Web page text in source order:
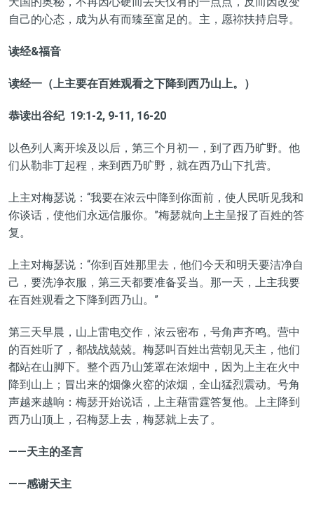
自己的心态，成为从有而臻至富足的。主，愿祢扶持启导。
读经&福音
读经一（上主要在百姓观看之下降到西乃山上。）
恭读出谷纪 19:1-2, 9-11, 16-20
以色列人离开埃及以后，第三个月初一，到了西乃旷野。他
们从勒非丁起程，来到西乃旷野，就在西乃山下扎营。
上主对梅瑟说：“我要在浓云中降到你面前，使人民听见我和
你谈话，使他们永远信服你。”梅瑟就向上主呈报了百姓的答
复。
上主对梅瑟说：“你到百姓那里去，他们今天和明天要洁净自
己，要洗净衣服，第三天都要准备妥当。那一天，上主我要
在百姓观看之下降到西乃山。”
第三天早晨，山上雷电交作，浓云密布，号角声齐鸣。营中
的百姓听了，都战战兢兢。梅瑟叫百姓出营朝见天主，他们
都站在山脚下。整个西乃山笼罩在浓烟中，因为上主在火中
降到山上；冒出来的烟像火窑的浓烟，全山猛烈震动。号角
声越来越响：梅瑟开始说话，上主藉雷霆答复他。上主降到
西乃山顶上，召梅瑟上去，梅瑟就上去了。
——天主的圣言
——感谢天主